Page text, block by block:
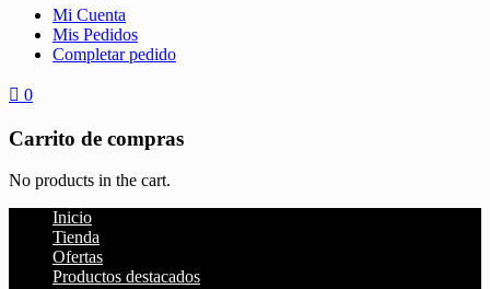
Mi Cuenta
Mis Pedidos
Completar pedido
0
Carrito de compras
No products in the cart.
Inicio
Tienda
Ofertas
Productos destacados